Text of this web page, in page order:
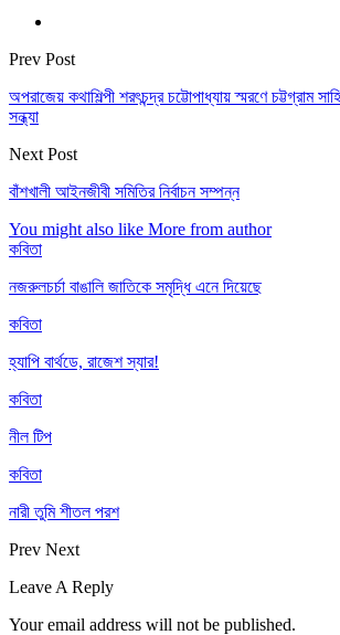
Prev Post
অপরাজেয় কথাশিল্পী শরৎচন্দ্র চট্টোপাধ্যায় স্মরণে চট্টগ্রাম
সন্ধ্যা
Next Post
বাঁশখালী আইনজীবী সমিতির নির্বাচন সম্পন্ন
You might also like More from author
কবিতা
নজরুলচর্চা বাঙালি জাতিকে সমৃদ্ধি এনে দিয়েছে
কবিতা
হ্যাপি বার্থডে, রাজেশ স্যার!
কবিতা
নীল টিপ
কবিতা
নারী তুমি শীতল পরশ
Prev Next
Leave A Reply
Your email address will not be published.